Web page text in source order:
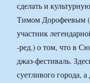
сделать и
Тимом Дорофеевым
участник
-ред.) о том, что в
джаз-фестиваль.
суетливого города,